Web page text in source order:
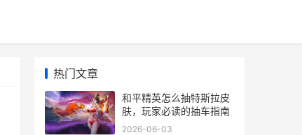
热门文章
和平精英怎么抽特斯拉皮
肤，玩家必读的抽车指南
2026-06-03